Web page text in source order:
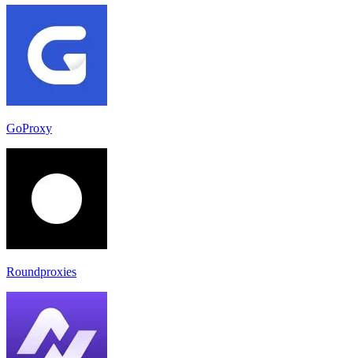
GoProxy
Roundproxies